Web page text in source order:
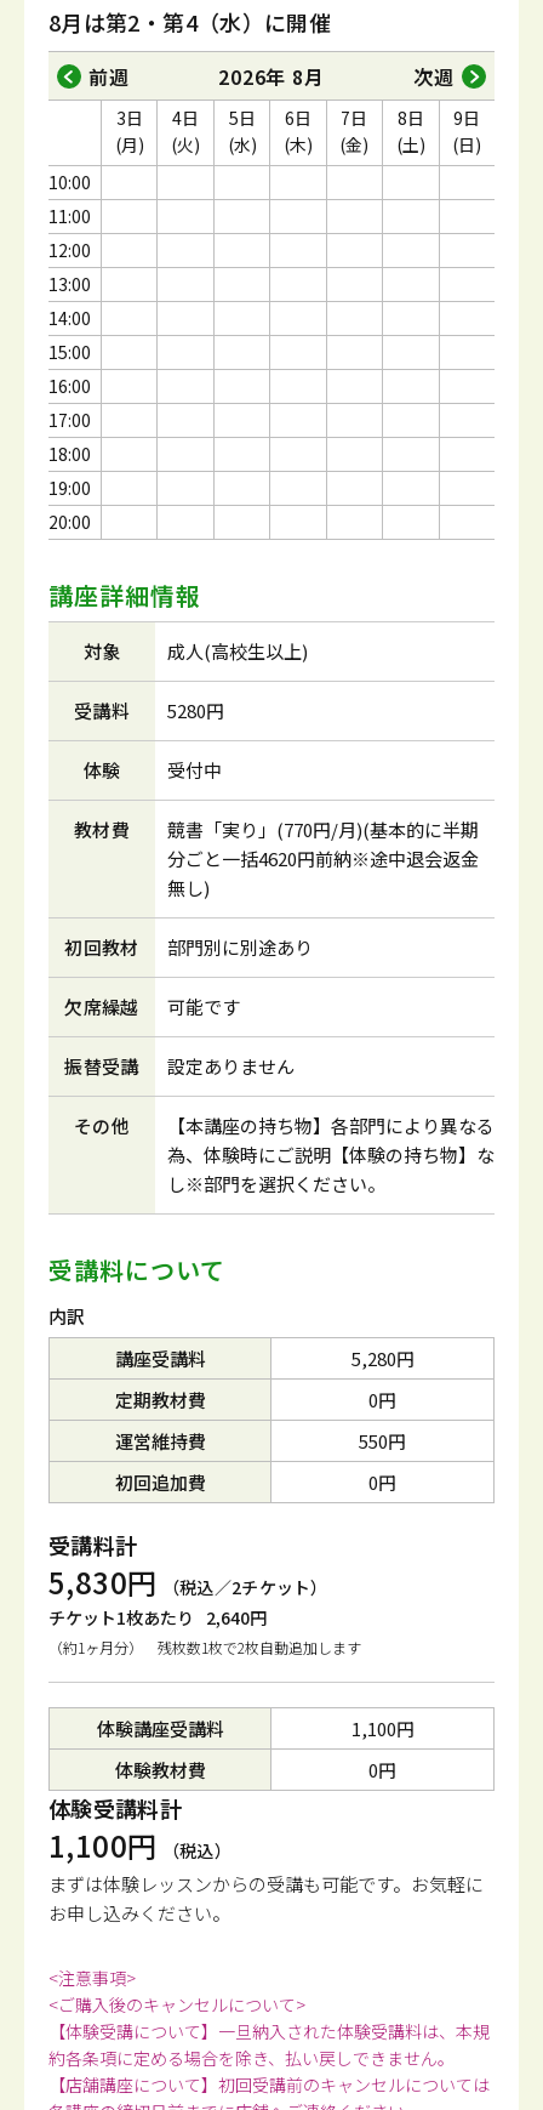
8月は第2・第4（水）に開催
前週 2026年 8月 次週
10:00
11:00
12:00
13:00
14:00
15:00
16:00
17:00
18:00
19:00
20:00
3日
(月)
4日
(火)
5日
(水)
6日
(木)
7日
(金)
8日
(土)
9日
(日)
講座詳細情報
対象 成人(高校生以上)
受講料 5280円
体験 受付中
教材費
競書「実り」(770円/月)(基本的に半期
分ごと一括4620円前納※途中退会返金
無し)
初回教材 部門別に別途あり
欠席繰越 可能です
振替受講 設定ありません
その他
【本講座の持ち物】各部門により異なる
為、体験時にご説明【体験の持ち物】な
し※部門を選択ください。
受講料について
内訳
講座受講料
5,280円
定期教材費
0円
運営維持費
550円
初回追加費
0円
受講料計
5,830円
（税込／2チケット）
チケット1枚あたり
2,640円
（約1ヶ月分） 残枚数1枚で2枚自動追加します
体験講座受講料
1,100円
体験教材費
0円
体験受講料計
1,100円 （税込）
まずは体験レッスンからの受講も可能です。 お気軽に
お申し込みください。
<注意事項>
<ご購入後のキャンセルについて>
【体験受講について】一旦納入された体験受講料は、本規
約各条項に定める場合を除き、払い戻しできません。
【店舗講座について】初回受講前のキャンセルについては